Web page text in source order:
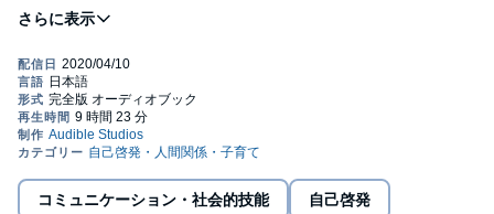
「夢をかなえるゾウ」「スパルタ婚活塾」の著者水野敬也が贈る
愛と笑いの長編恋愛小説。
☆自分を最高に輝かせる『結晶作用』
☆男を虜にする『悪女の振る舞い』
文豪スタンダールの名著「恋愛論」のノウハウを現代に超訳。愛
の国フランスの恋愛エッセンスが自然と学べます。©2017 Keiya
コミュニケーション・社会的技能
自己啓発